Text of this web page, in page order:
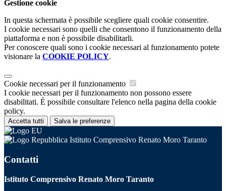
Gestione cookie
In questa schermata è possibile scegliere quali cookie consentire.
I cookie necessari sono quelli che consentono il funzionamento della
piattaforma e non è possibile disabilitarli.
Per conoscere quali sono i cookie necessari al funzionamento potete
visionare la COOKIE POLICY.
Cookie necessari per il funzionamento
I cookie necessari per il funzionamento non possono essere
disabilitati. È possibile consultare l'elenco nella pagina della cookie
policy.
Accetta tutti Salva le preferenze
Istituto Comprensivo Renato Moro Taranto
Contatti
Istituto Comprensivo Renato Moro Taranto